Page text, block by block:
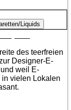
Liquids
des teerfreien
Designer-E-
weil E-
vielen Lokalen